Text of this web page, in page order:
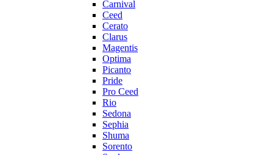
Carnival
Ceed
Cerato
Clarus
Magentis
Optima
Picanto
Pride
Pro Ceed
Rio
Sedona
Sephia
Shuma
Sorento